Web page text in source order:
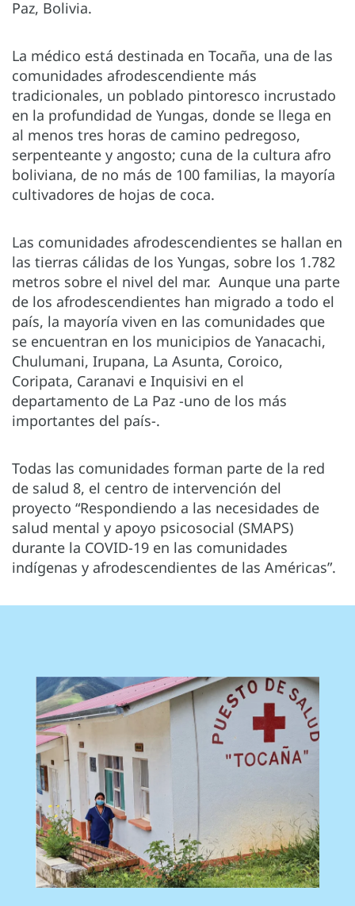
Paz, Bolivia.
La médico está destinada en Tocaña, una de las
comunidades afrodescendiente más
tradicionales, un poblado pintoresco incrustado
en la profundidad de Yungas, donde se llega en
al menos tres horas de camino pedregoso,
serpenteante y angosto; cuna de la cultura afro
boliviana, de no más de 100 familias, la mayoría
cultivadores de hojas de coca.
Las comunidades afrodescendientes se hallan en
las tierras cálidas de los Yungas, sobre los 1.782
metros sobre el nivel del mar. Aunque una parte
de los afrodescendientes han migrado a todo el
país, la mayoría viven en las comunidades que
se encuentran en los municipios de Yanacachi,
Chulumani, Irupana, La Asunta, Coroico,
Coripata, Caranavi e Inquisivi en el
departamento de La Paz -uno de los más
importantes del país-.
Todas las comunidades forman parte de la red
de salud 8, el centro de intervención del
proyecto “Respondiendo a las necesidades de
salud mental y apoyo psicosocial (SMAPS)
durante la COVID-19 en las comunidades
indígenas y afrodescendientes de las Américas”.